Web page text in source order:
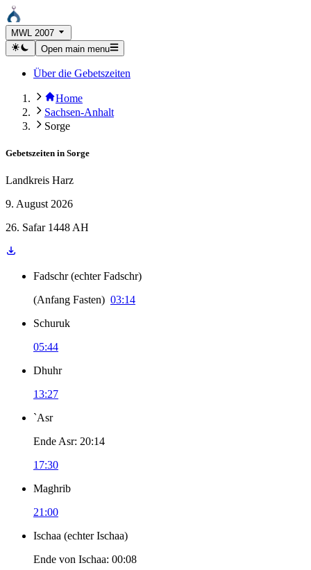
MWL 2007
Open main menu
Über die Gebetszeiten
Home
Sachsen-Anhalt
Sorge
Gebetszeiten in Sorge
Landkreis Harz
9. August 2026
26. Safar 1448 AH
Fadschr (echter Fadschr)
(Anfang Fasten) 03:14
Schuruk
05:44
Dhuhr
13:27
`Asr
Ende Asr: 20:14
17:30
Maghrib
21:00
Ischaa (echter Ischaa)
Ende von Ischaa: 00:08